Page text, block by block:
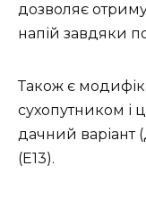
дозволяє
напій завдяки
Також є
сухопутником і
дачний варіант
(Е13).